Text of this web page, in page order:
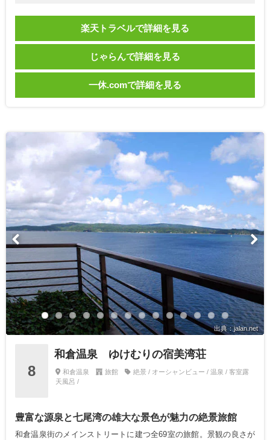
楽天トラベルで詳細を見る
じゃらんで詳細を見る
一休.comで詳細を見る
出典：jalan.net
8
和倉温泉 ゆけむりの宿美湾荘
和倉温泉 旅館
絶景 / オーシャンビュー / 温泉 / 客室露
天風呂 /
豊富な源泉と七尾湾の雄大な景色が魅力の絶景旅館
和倉温泉街のメインストリートに建つ全69室の旅館。景観の良さが